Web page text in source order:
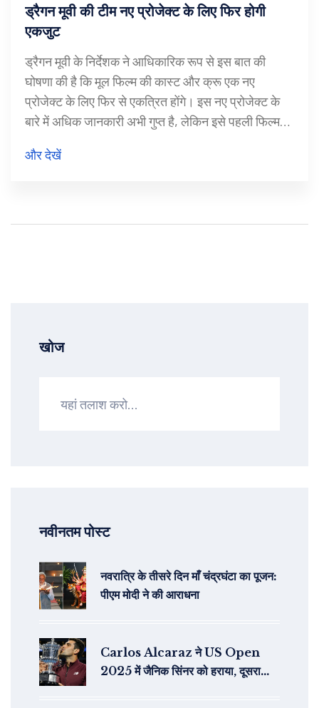
ड्रैगन मूवी की टीम नए प्रोजेक्ट के लिए फिर होगी
एकजुट
ड्रैगन मूवी के निर्देशक ने आधिकारिक रूप से इस बात की
घोषणा की है कि मूल फिल्म की कास्ट और क्रू एक नए
प्रोजेक्ट के लिए फिर से एकत्रित होंगे। इस नए प्रोजेक्ट के
बारे में अधिक जानकारी अभी गुप्त है, लेकिन इसे पहली फिल्म
किया जा रहा है। दर्शक परिचित किरदारों और नई कहानियों की
और देखें
खोज
नवीनतम पोस्ट
नवरात्रि के तीसरे दिन माँ चंद्रघंटा का पूजन:
पीएम मोदी ने की आराधना
Carlos Alcaraz ने US Open
2025 में जैनिक सिंनर को हराया, दूसरा